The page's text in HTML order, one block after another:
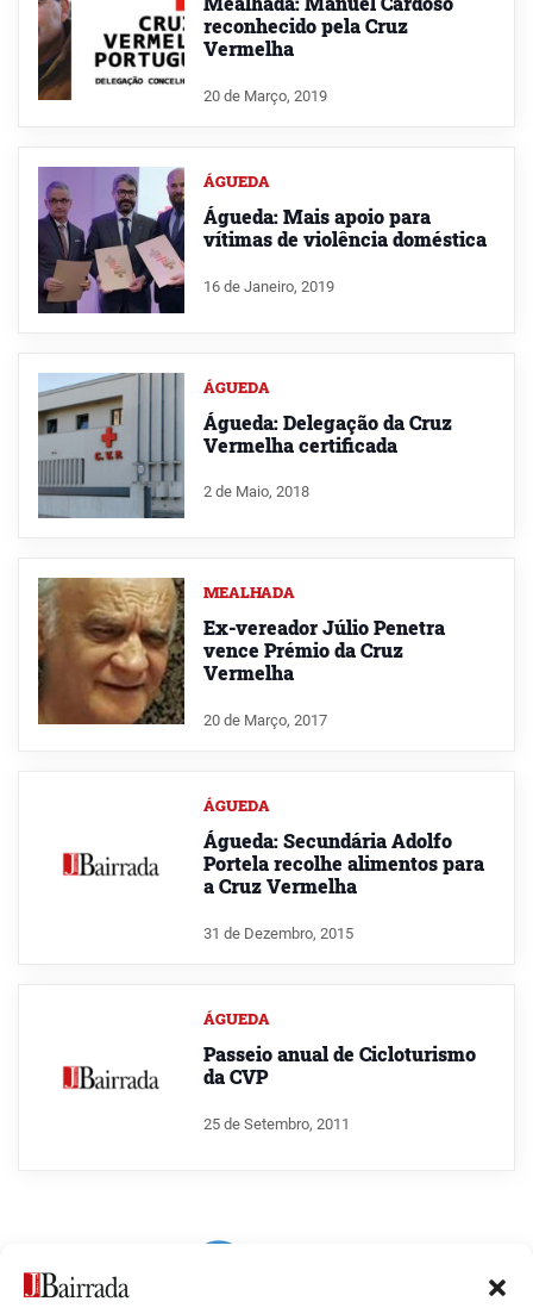
reconhecido pela Cruz
Vermelha
20 de Março, 2019
ÁGUEDA
Águeda: Mais apoio para
vítimas de violência doméstica
16 de Janeiro, 2019
ÁGUEDA
Águeda: Delegação da Cruz
Vermelha certificada
2 de Maio, 2018
MEALHADA
Ex-vereador Júlio Penetra
vence Prémio da Cruz
Vermelha
20 de Março, 2017
ÁGUEDA
Águeda: Secundária Adolfo
Portela recolhe alimentos para
a Cruz Vermelha
31 de Dezembro, 2015
ÁGUEDA
Passeio anual de Cicloturismo
da CVP
25 de Setembro, 2011